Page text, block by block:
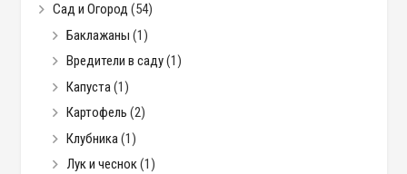
Сад и Огород (54)
Баклажаны (1)
Вредители в саду(1)
Капуста(1)
Картофель (2)
Клубника(1)
Лук и чеснок(1)